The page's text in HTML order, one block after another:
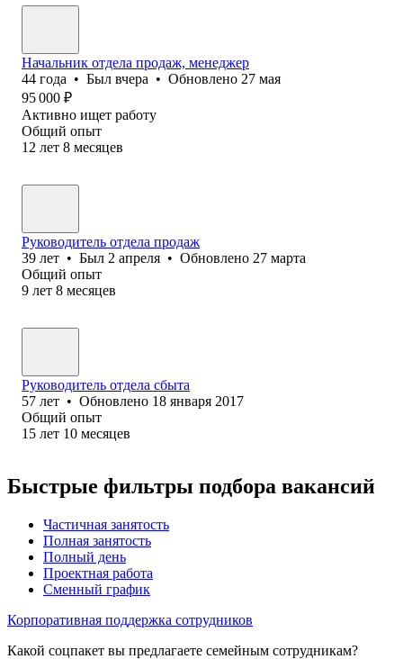
Начальник отдела продаж, менеджер
44 года • Был вчера • Обновлено 27 мая
95 000 ₽
Активно ищет работу
Общий опыт
12 лет 8 месяцев
Руководитель отдела продаж
39 лет • Был 2 апреля • Обновлено 27 марта
Общий опыт
9 лет 8 месяцев
Руководитель отдела сбыта
57 лет • Обновлено 18 января 2017
Общий опыт
15 лет 10 месяцев
Быстрые фильтры подбора вакансий
Частичная занятость
Полная занятость
Полный день
Проектная работа
Сменный график
Корпоративная поддержка сотрудников
Какой соцпакет вы предлагаете семейным сотрудникам?